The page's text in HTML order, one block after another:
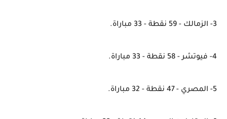
3- الزمالك - 59 نقطة - 33 مباراة.
4- فيوتشر - 58 نقطة - 33 مباراة.
5- المصري - 47 نقطة - 32 مباراة.